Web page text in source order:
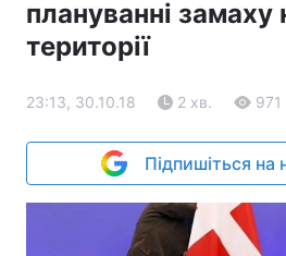
плануванні замаху
території
23:13, 30.10.18 2 хв. 971
Підпишіться на